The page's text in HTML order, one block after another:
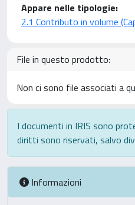
Appare nelle tipologie:
2.1 Contributo in volume
File in questo prodotto:
Non ci sono file associati a
I documenti in IRIS sono
diritti sono riservati, salvo
Informazioni